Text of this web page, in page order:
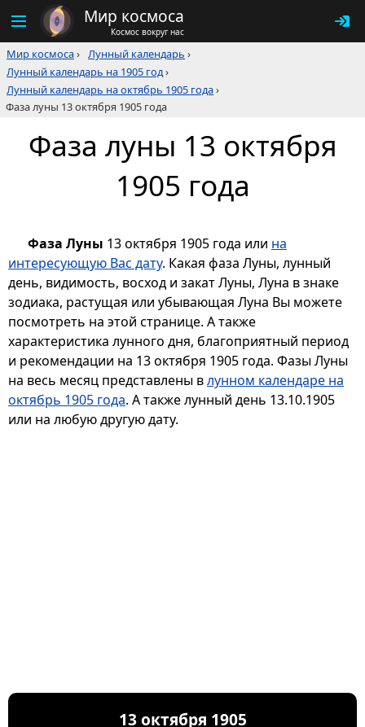
Мир космоса
Космос вокруг нас
Мир космоса› Лунный календарь ›
Лунный календарь на 1905 год›
Лунный календарь на октябрь 1905 года›
Фаза луны 13 октября 1905 года
Фаза луны 13 октября
1905 года
Фаза Луны 13 октября 1905 года или на
интересующую Вас дату. Какая фаза Луны, лунный
день, видимость, восход и закат Луны, Луна в знаке
зодиака, растущая или убывающая Луна Вы можете
посмотреть на этой странице. А также
характеристика лунного дня, благоприятный период
и рекомендации на 13 октября 1905 года. Фазы Луны
на весь месяц представлены влунном календаре на
октябрь 1905 года. А также лунный день 13.10.1905
или на любую другую дату.
13 октября 1905